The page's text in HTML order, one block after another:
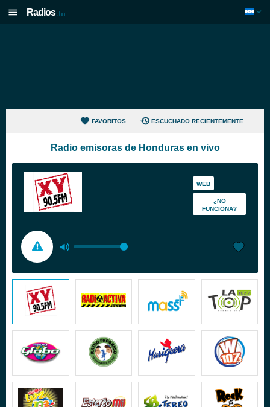
Radios .hn
FAVORITOS ESCUCHADO RECIENTEMENTE
Radio emisoras de Honduras en vivo
WEB
¿NO
FUNCIONA?